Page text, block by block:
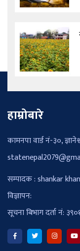
हाम्रोबारे
कामनपा वार्ड नं-३०,
सम्पादक : shankar
विज्ञापन:
सूचना बिभाग दर्ता नं: